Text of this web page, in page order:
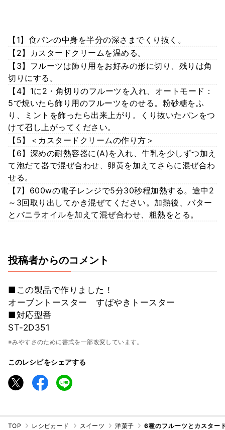
【1】食パンの中身を半分の深さまでくり抜く。
【2】カスタードクリームを温める。
【3】フルーツは飾り用をお好みの形に切り、残りは角
切りにする。
【4】1に2・角切りのフルーツを入れ、オートモード：
5で焼いたら飾り用のフルーツをのせる。粉砂糖をふ
り、ミントを飾ったら出来上がり。くり抜いたパンをつ
けて召し上がってください。
【5】＜カスタードクリームの作り方＞
【6】深めの耐熱容器に(A)を入れ、牛乳を少しずつ加え
て泡だて器で混ぜ合わせ、卵黄を加えてさらに混ぜ合わ
せる。
【7】600wの電子レンジで5分30秒程加熱する。途中2
～3回取り出してかき混ぜてください。加熱後、バター
とバニラオイルを加えて混ぜ合わせ、粗熱をとる。
投稿者からのコメント
■この製品で作りました！
オーブントースター すばやきトースター
■対応型番
ST-2D351
※みやすさのために書式を一部改変しています。
このレシピをシェアする
TOP レシピカード スイーツ 洋菓子 6種のフルーツとカスター